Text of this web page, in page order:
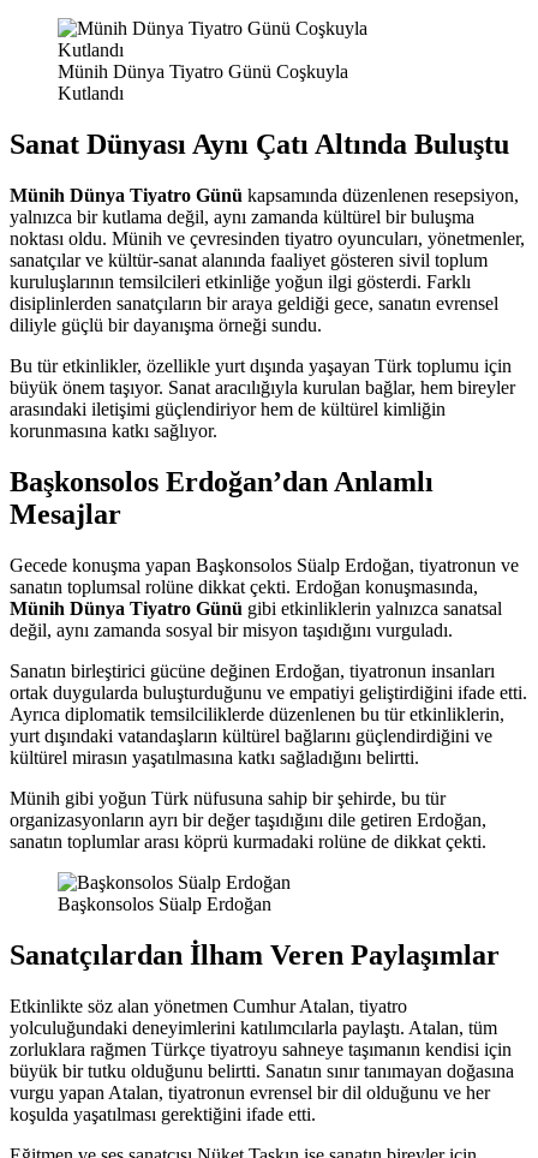
Münih Dünya Tiyatro Günü Coşkuyla
Kutlandı
Sanat Dünyası Aynı Çatı Altında Buluştu
Münih Dünya Tiyatro Günü kapsamında düzenlenen resepsiyon,
yalnızca bir kutlama değil, aynı zamanda kültürel bir buluşma
noktası oldu. Münih ve çevresinden tiyatro oyuncuları, yönetmenler,
sanatçılar ve kültür-sanat alanında faaliyet gösteren sivil toplum
kuruluşlarının temsilcileri etkinliğe yoğun ilgi gösterdi. Farklı
disiplinlerden sanatçıların bir araya geldiği gece, sanatın evrensel
diliyle güçlü bir dayanışma örneği sundu.
Bu tür etkinlikler, özellikle yurt dışında yaşayan Türk toplumu için
büyük önem taşıyor. Sanat aracılığıyla kurulan bağlar, hem bireyler
arasındaki iletişimi güçlendiriyor hem de kültürel kimliğin
korunmasına katkı sağlıyor.
Başkonsolos Erdoğan’dan Anlamlı
Mesajlar
Gecede konuşma yapan Başkonsolos Süalp Erdoğan, tiyatronun ve
sanatın toplumsal rolüne dikkat çekti. Erdoğan konuşmasında,
Münih Dünya Tiyatro Günü gibi etkinliklerin yalnızca sanatsal
değil, aynı zamanda sosyal bir misyon taşıdığını vurguladı.
Sanatın birleştirici gücüne değinen Erdoğan, tiyatronun insanları
ortak duygularda buluşturduğunu ve empatiyi geliştirdiğini ifade etti.
Ayrıca diplomatik temsilciliklerde düzenlenen bu tür etkinliklerin,
yurt dışındaki vatandaşların kültürel bağlarını güçlendirdiğini ve
kültürel mirasın yaşatılmasına katkı sağladığını belirtti.
Münih gibi yoğun Türk nüfusuna sahip bir şehirde, bu tür
organizasyonların ayrı bir değer taşıdığını dile getiren Erdoğan,
sanatın toplumlar arası köprü kurmadaki rolüne de dikkat çekti.
Başkonsolos Süalp Erdoğan
Sanatçılardan İlham Veren Paylaşımlar
Etkinlikte söz alan yönetmen Cumhur Atalan, tiyatro
yolculuğundaki deneyimlerini katılımcılarla paylaştı. Atalan, tüm
zorluklara rağmen Türkçe tiyatroyu sahneye taşımanın kendisi için
büyük bir tutku olduğunu belirtti. Sanatın sınır tanımayan doğasına
vurgu yapan Atalan, tiyatronun evrensel bir dil olduğunu ve her
koşulda yaşatılması gerektiğini ifade etti.